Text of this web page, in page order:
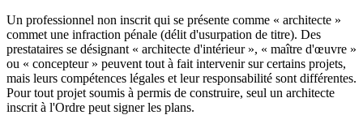
Un professionnel non inscrit qui se présente comme « architecte »
commet une infraction pénale (délit d'usurpation de titre). Des
prestataires se désignant « architecte d'intérieur », « maître d'œuvre »
ou « concepteur » peuvent tout à fait intervenir sur certains projets,
mais leurs compétences légales et leur responsabilité sont différentes.
Pour tout projet soumis à permis de construire, seul un architecte
inscrit à l'Ordre peut signer les plans.